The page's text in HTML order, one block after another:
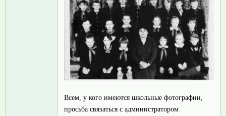
Всем, у кого имеются школьные фотографии,
просьба связаться с администратором